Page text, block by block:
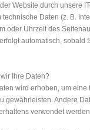
Website durch unsere
technische Daten (z. B.
oder Uhrzeit des
automatisch, sobald
Ihre Daten?
wird erhoben, um
gewährleisten. Andere
verwendet